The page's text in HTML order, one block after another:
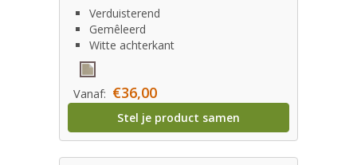
Verduisterend
Gemêleerd
Witte achterkant
Vanaf: €36,00
Stel je product samen